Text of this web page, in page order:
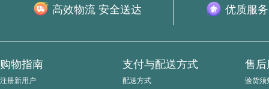
高效物流 安全送达 优质服
购物指南
注册新用户
支付与配送方式
配送方式
售
验货须